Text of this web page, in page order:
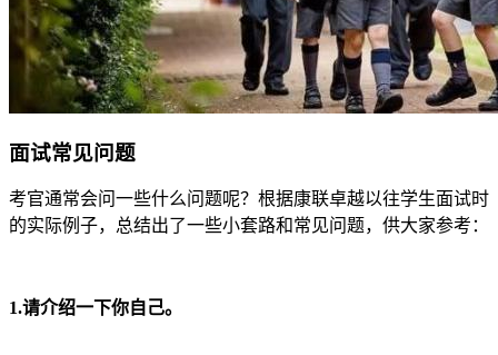
面试常见问题
考官通常会问一些什么问题呢？根据康联卓越以往学生面试时
的实际例子，总结出了一些小套路和常见问题，供大家参考：
1.请介绍一下你自己。